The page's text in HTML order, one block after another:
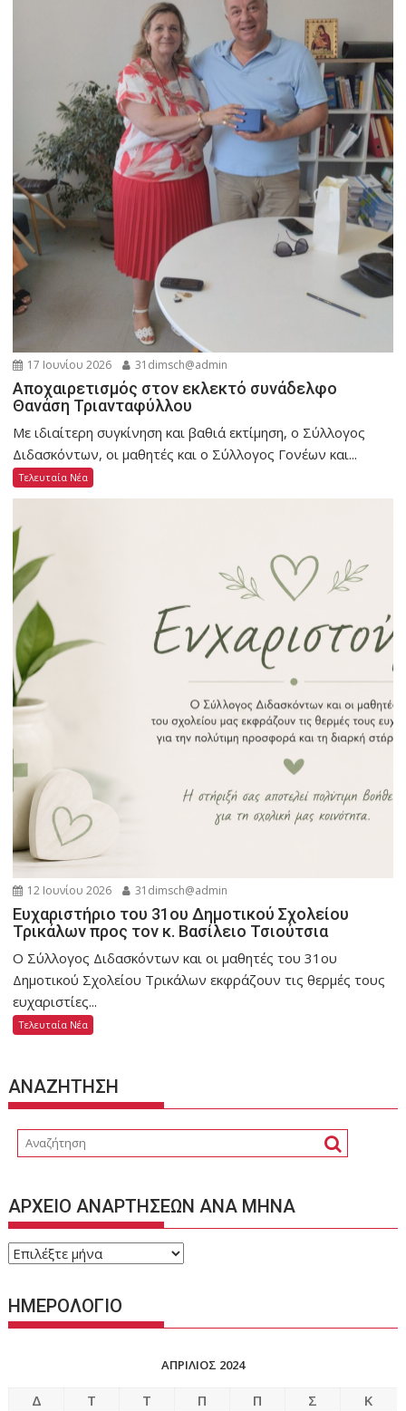
17 Ιουνίου 2026 31dimsch@admin
Αποχαιρετισμός στον εκλεκτό συνάδελφο
Θανάση Τριανταφύλλου
Με ιδιαίτερη συγκίνηση και βαθιά εκτίμηση, ο Σύλλογος
Διδασκόντων, οι μαθητές και ο Σύλλογος Γονέων και...
Τελευταία Νέα
12 Ιουνίου 2026 31dimsch@admin
Ευχαριστήριο του 31ου Δημοτικού Σχολείου
Τρικάλων προς τον κ. Βασίλειο Τσιούτσια
Ο Σύλλογος Διδασκόντων και οι μαθητές του 31ου
Δημοτικού Σχολείου Τρικάλων εκφράζουν τις θερμές τους
ευχαριστίες...
Τελευταία Νέα
ΑΝΑΖΗΤΗΣΗ
ΑΡΧΕΙΟ ΑΝΑΡΤΗΣΕΩΝ ΑΝΑ ΜΗΝΑ
ΑΡΧΕΙΟ
ΑΝΑ
ΜΗΝΑ
ΗΜΕΡΟΛΟΓΙΟ
ΑΠΡΊΛΙΟΣ 2024
Δ Τ Τ Π Π Σ
Κ